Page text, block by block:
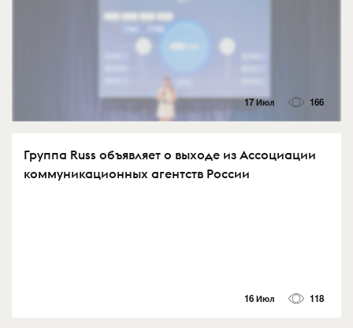
17 Июл 166
Группа Russ объявляет о выходе из Ассоциации
коммуникационных агентств России
16 Июл 118